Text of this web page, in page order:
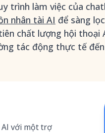
trình làm việc của
nhân tài AI để sàng
chất lượng hội
tác động thực tế
AI với một trợ